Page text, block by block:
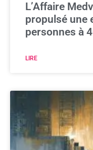
L’Affaire
propulsé une
personnes à
LIRE